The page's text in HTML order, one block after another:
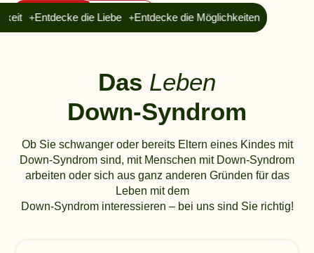
Entdecke die Liebe Entdecke die Möglichkeiten
Das Leben
Down-Syndrom
Ob Sie schwanger oder bereits Eltern eines Kindes mit
Down-Syndrom sind, mit Menschen mit Down-Syndrom
arbeiten oder sich aus ganz anderen Gründen für das
Leben mit dem
Down-Syndrom interessieren – bei uns sind Sie richtig!